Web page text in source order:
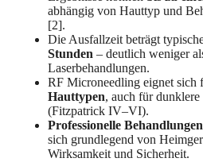
abhängig von Hauttyp und
[2].
Die Ausfallzeit beträgt
Stunden – deutlich weniger
Laserbehandlungen.
RF Microneedling eignet sich
Hauttypen, auch für
(Fitzpatrick IV–VI).
Professionelle Behandlungen
sich grundlegend von
Wirksamkeit und Sicherheit.